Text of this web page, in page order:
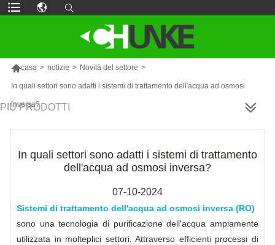
casa > notizie > Novità del settore >
In quali settori sono adatti i sistemi di trattamento dell'acqua ad osmosi
inversa?
PIÙ PRODOTTI
In quali settori sono adatti i sistemi di trattamento
dell'acqua ad osmosi inversa?
07-10-2024
Sistemi di trattamento dell'acqua ad osmosi inversa (RO)
sono una tecnologia di purificazione dell'acqua ampiamente
utilizzata in molteplici settori. Attraverso efficienti processi di